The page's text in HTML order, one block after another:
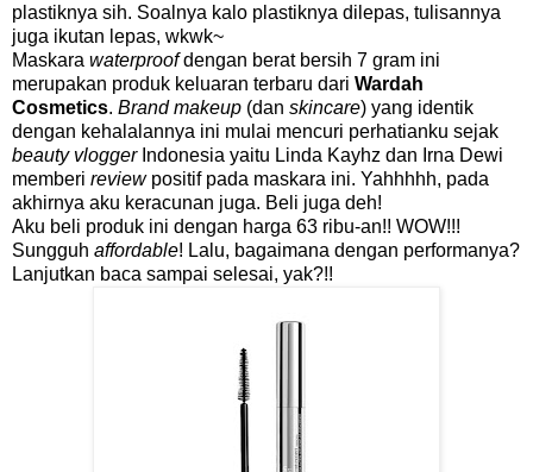
plastiknya sih. Soalnya kalo plastiknya dilepas, tulisannya
juga ikutan lepas, wkwk~
Maskara waterproofdengan berat bersih 7 gram ini
merupakan produk keluaran terbaru dari Wardah
Cosmetics. Brand makeup (dan skincare) yang identik
dengan kehalalannya ini mulai mencuri perhatianku sejak
beauty vlogger Indonesia yaitu Linda Kayhz dan Irna Dewi
memberi reviewpositif pada maskara ini. Yahhhhh, pada
akhirnya aku keracunan juga. Beli juga deh!
Aku beli produk ini dengan harga 63 ribu-an!! WOW!!!
Sungguh affordable! Lalu, bagaimana dengan performanya?
Lanjutkan baca sampai selesai, yak?!!